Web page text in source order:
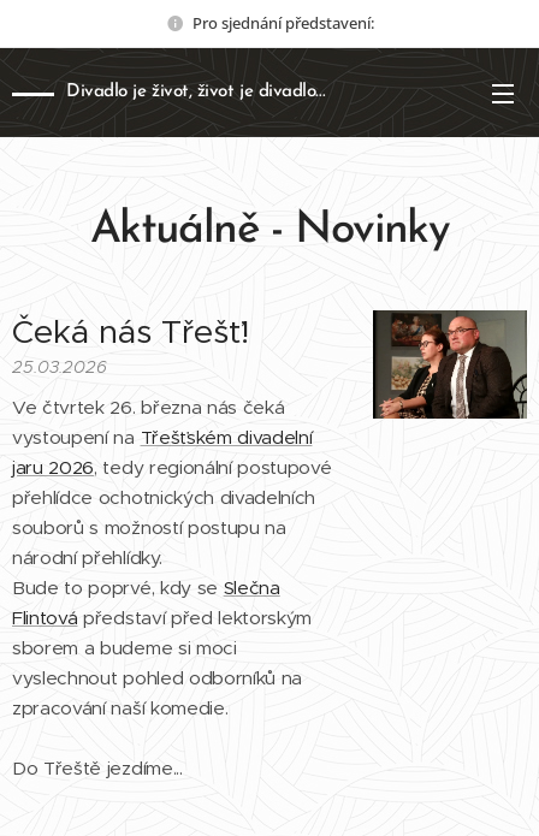
Pro sjednání představení:
Divadlo je život, život je divadlo...
Aktuálně - Novinky
Čeká nás Třešť!
25.03.2026
Ve čtvrtek 26. března nás čeká
vystoupení na Třešťském divadelní
jaru 2026, tedy regionální postupové
přehlídce ochotnických divadelních
souborů s možností postupu na
národní přehlídky.
Bude to poprvé, kdy se Slečna
Flintová představí před lektorským
sborem a budeme si moci
vyslechnout pohled odborníků na
zpracování naší komedie.
Do Třeště jezdíme...